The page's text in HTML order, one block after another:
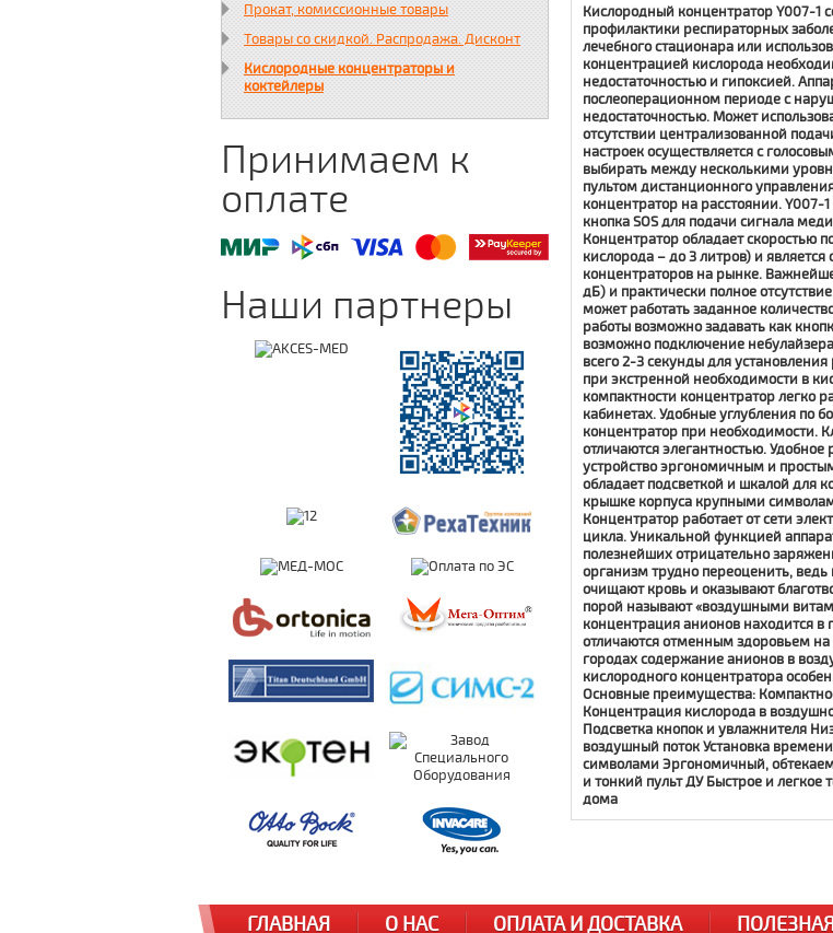
Прокат, комиссионные товары
Товары со скидкой. Распродажа. Дисконт
Кислородные концентраторы и
коктейлеры
Принимаем к
оплате
Наши партнеры
Кислородный концентратор Y007-1
профилактики респираторных
лечебного стационара или
концентрацией кислорода
недостаточностью и гипоксией.
послеоперационном периоде с
недостаточностью. Может
отсутствии централизованной
настроек осуществляется с
выбирать между несколькими
пультом дистанционного
концентратор на расстоянии. Y007-
кнопка SOS для подачи сигнала
Концентратор обладает скоростью
кислорода – до 3 литров) и
концентраторов на рынке.
дБ) и практически полное
может работать заданное
работы возможно задавать как
возможно подключение
всего 2-3 секунды для
при экстренной необходимости в
компактности концентратор легко
кабинетах. Удобные углубления по
концентратор при необходимости.
отличаются элегантностью.
устройство эргономичным и
обладает подсветкой и шкалой для
крышке корпуса крупными
Концентратор работает от сети
цикла. Уникальной функцией
полезнейших отрицательно
организм трудно переоценить,
очищают кровь и оказывают
порой называют «воздушными
концентрация анионов находится
отличаются отменным здоровьем
городах содержание анионов в
кислородного концентратора
Основные преимущества:
Концентрация кислорода в
Подсветка кнопок и увлажнителя
воздушный поток Установка
символами Эргономичный,
и тонкий пульт ДУ Быстрое и легкое
дома
ГЛАВНАЯ О НАС ОПЛАТА И ДОСТАВКА